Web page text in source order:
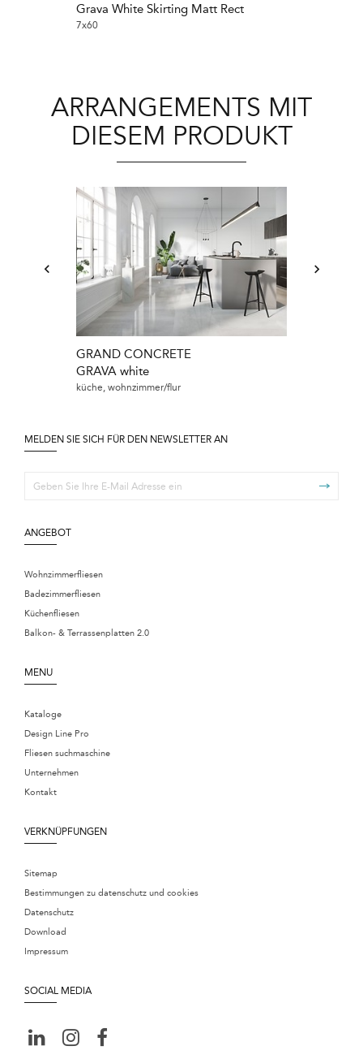
Grava White Skirting Matt Rect
7x60
ARRANGEMENTS MIT
DIESEM PRODUKT
GRAND CONCRETE
GRAVA white
küche, wohnzimmer/flur
MELDEN SIE SICH FÜR DEN NEWSLETTER AN
ANGEBOT
Wohnzimmerfliesen
Badezimmerfliesen
Küchenfliesen
Balkon- & Terrassenplatten 2.0
MENU
Kataloge
Design Line Pro
Fliesen suchmaschine
Unternehmen
Kontakt
VERKNÜPFUNGEN
Sitemap
Bestimmungen zu datenschutz und cookies
Datenschutz
Download
Impressum
SOCIAL MEDIA